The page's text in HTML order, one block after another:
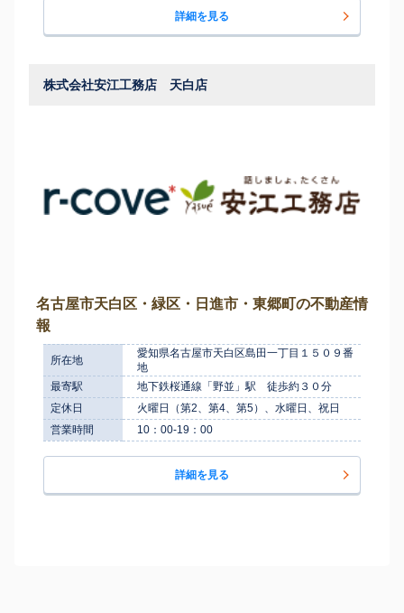
詳細を見る
株式会社安江工務店 天白店
名古屋市天白区・緑区・日進市・東郷町の不動産情
報
所在地
愛知県名古屋市天白区島田一丁目１５０９番
地
最寄駅
地下鉄桜通線「野並」駅 徒歩約３０分
定休日
火曜日（第2、第4、第5）、水曜日、祝日
営業時間
10：00-19：00
詳細を見る